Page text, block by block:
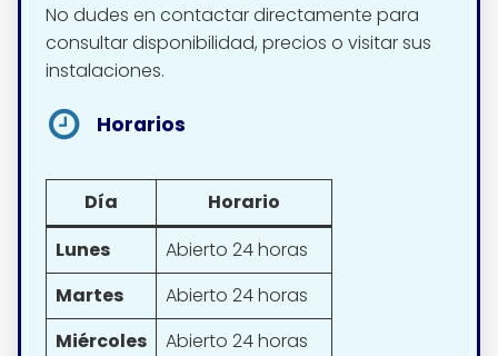
No dudes en contactar directamente para
consultar disponibilidad, precios o visitar sus
instalaciones.
Horarios
Día
Horario
Lunes
Abierto 24 horas
Martes
Abierto 24 horas
Miércoles
Abierto 24 horas